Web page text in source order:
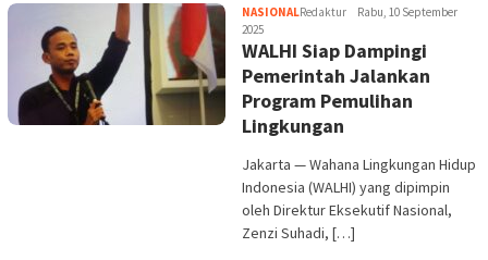
NASIONALRedaktur
Rabu, 10 September
2025
WALHI Siap Dampingi
Pemerintah Jalankan
Program Pemulihan
Lingkungan
Jakarta — Wahana Lingkungan Hidup
Indonesia (WALHI) yang dipimpin
oleh Direktur Eksekutif Nasional,
Zenzi Suhadi, […]